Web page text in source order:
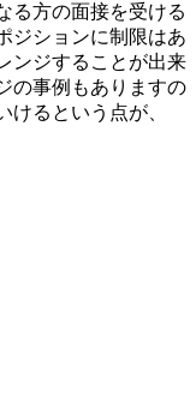
る方の面接を受ける
ジションに制限はあ
ンジすることが出来
の事例もありますの
るという点が、